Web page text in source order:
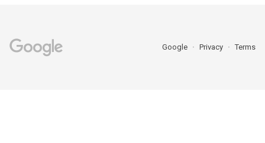
Google Privacy Terms